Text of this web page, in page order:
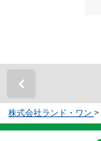
株式会社ランド・ワン >